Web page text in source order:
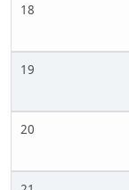
18
19
20